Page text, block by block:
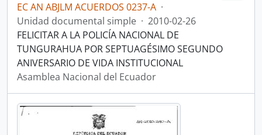
EC AN ABJLM ACUERDOS 0237-A ·
Unidad documental simple · 2010-02-26
FELICITAR A LA POLICÍA NACIONAL DE
TUNGURAHUA POR SEPTUAGÉSIMO SEGUNDO
ANIVERSARIO DE VIDA INSTITUCIONAL
Asamblea Nacional del Ecuador